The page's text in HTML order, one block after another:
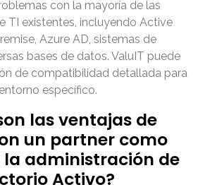
con la mayoría de las
TI existentes, incluyendo Active
Azure AD, sistemas de
bases de datos. ValuIT puede
de compatibilidad detallada para
específico.
las ventajas de
un partner como
la administración de
Activo?